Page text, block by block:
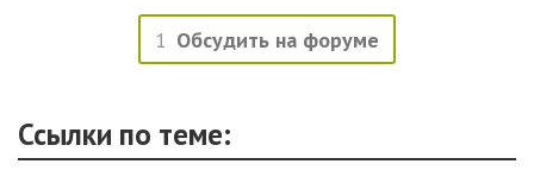
1 Обсудить на форуме
Ссылки по теме: